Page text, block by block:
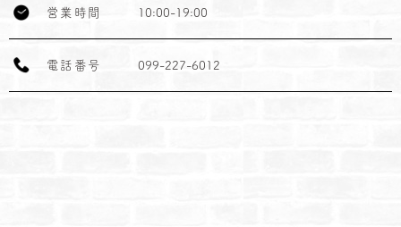
営 業 時 間 10:00-19:00
電 話 番 号 099-227-6012